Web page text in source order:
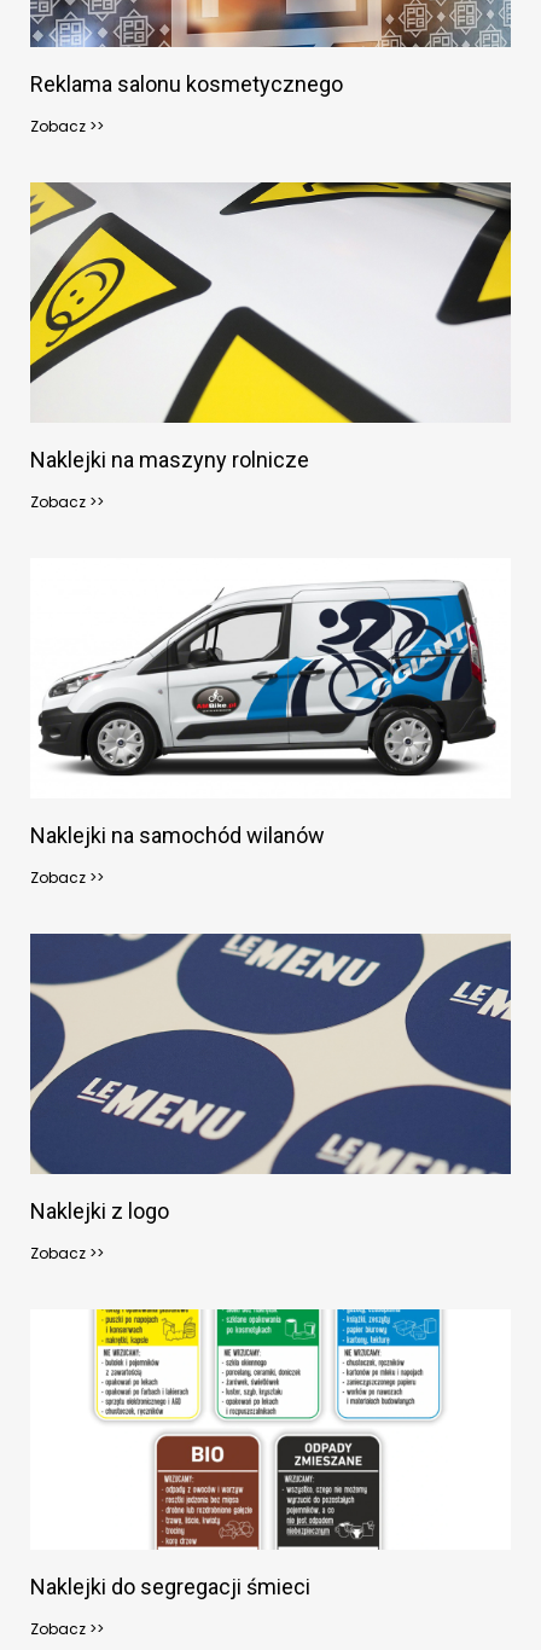
Reklama salonu kosmetycznego
Zobacz >>
Naklejki na maszyny rolnicze
Zobacz >>
Naklejki na samochód wilanów
Zobacz >>
Naklejki z logo
Zobacz >>
Naklejki do segregacji śmieci
Zobacz >>